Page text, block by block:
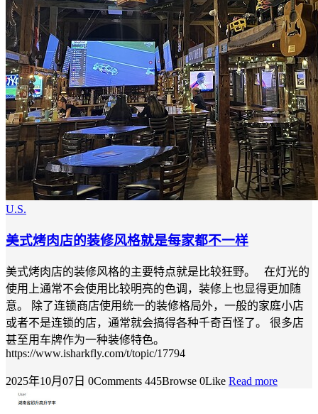
U.S.
美式烤肉店的装修风格就是每家都不一样
美式烤肉店的装修风格的主要特点就是比较狂野。 在灯光的
使用上通常不会使用比较明亮的色调，装修上也显得更加随
意。 除了连锁商店使用统一的装修格局外，一般的家庭小店
或者不是连锁的店，通常就会搞得各种千奇百怪了。 很多店
甚至用车牌作为一种装修特色。
https://www.isharkfly.com/t/topic/17794
2025年10月07日 0Comments 445Browse 0Like Read more